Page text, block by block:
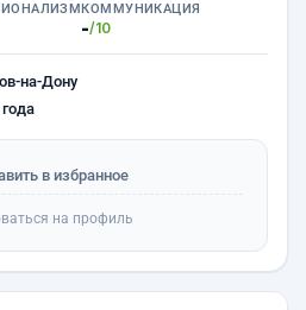
КОММУНИКАЦИЯ
-/10
на-Дону
в избранное
на профиль